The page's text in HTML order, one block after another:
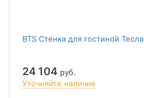
BTS Стенка для гостиной Тесла
24 104 руб.
Уточняйте наличие